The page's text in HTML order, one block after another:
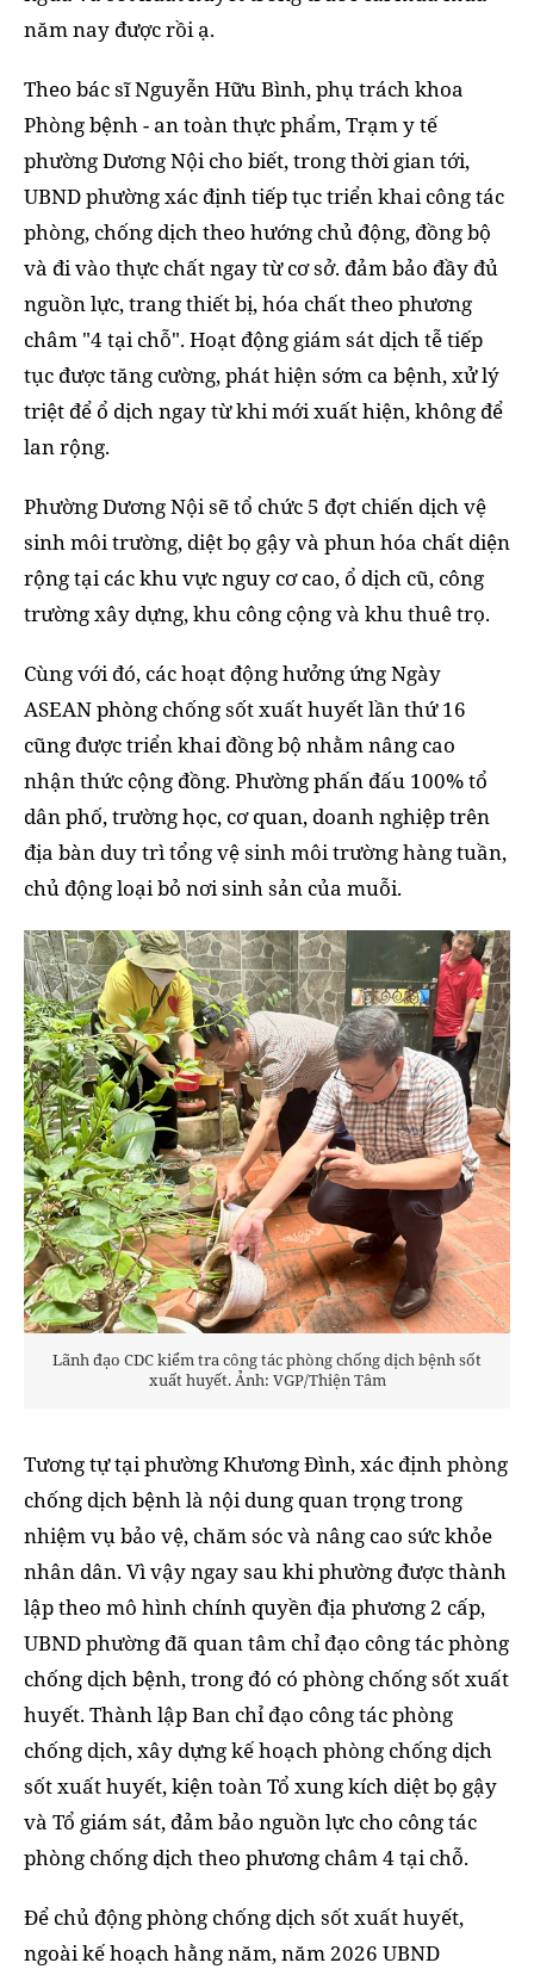
năm nay được rồi ạ.
Theo bác sĩ Nguyễn Hữu Bình, phụ trách khoa
Phòng bệnh - an toàn thực phẩm, Trạm y tế
phường Dương Nội cho biết, trong thời gian tới,
UBND phường xác định tiếp tục triển khai công tác
phòng, chống dịch theo hướng chủ động, đồng bộ
và đi vào thực chất ngay từ cơ sở. đảm bảo đầy đủ
nguồn lực, trang thiết bị, hóa chất theo phương
châm "4 tại chỗ". Hoạt động giám sát dịch tễ tiếp
tục được tăng cường, phát hiện sớm ca bệnh, xử lý
triệt để ổ dịch ngay từ khi mới xuất hiện, không để
lan rộng.
Phường Dương Nội sẽ tổ chức 5 đợt chiến dịch vệ
sinh môi trường, diệt bọ gậy và phun hóa chất diện
rộng tại các khu vực nguy cơ cao, ổ dịch cũ, công
trường xây dựng, khu công cộng và khu thuê trọ.
Cùng với đó, các hoạt động hưởng ứng Ngày
ASEAN phòng chống sốt xuất huyết lần thứ 16
cũng được triển khai đồng bộ nhằm nâng cao
nhận thức cộng đồng. Phường phấn đấu 100% tổ
dân phố, trường học, cơ quan, doanh nghiệp trên
địa bàn duy trì tổng vệ sinh môi trường hàng tuần,
chủ động loại bỏ nơi sinh sản của muỗi.
Lãnh đạo CDC kiểm tra công tác phòng chống dịch bệnh sốt
xuất huyết. Ảnh: VGP/Thiện Tâm
Tương tự tại phường Khương Đình, xác định phòng
chống dịch bệnh là nội dung quan trọng trong
nhiệm vụ bảo vệ, chăm sóc và nâng cao sức khỏe
nhân dân. Vì vậy ngay sau khi phường được thành
lập theo mô hình chính quyền địa phương 2 cấp,
UBND phường đã quan tâm chỉ đạo công tác phòng
chống dịch bệnh, trong đó có phòng chống sốt xuất
huyết. Thành lập Ban chỉ đạo công tác phòng
chống dịch, xây dựng kế hoạch phòng chống dịch
sốt xuất huyết, kiện toàn Tổ xung kích diệt bọ gậy
và Tổ giám sát, đảm bảo nguồn lực cho công tác
phòng chống dịch theo phương châm 4 tại chỗ.
Để chủ động phòng chống dịch sốt xuất huyết,
ngoài kế hoạch hằng năm, năm 2026 UBND